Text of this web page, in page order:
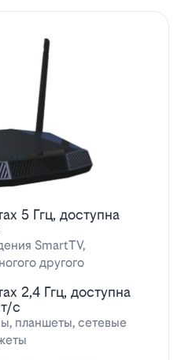
5 Ггц, доступна
SmartTV,
другого
2,4 Ггц, доступна
с
планшеты, сетевые